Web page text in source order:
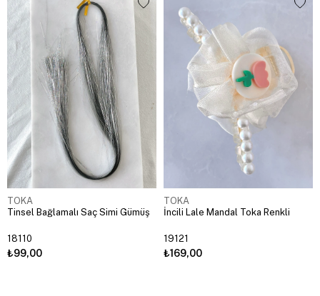
TOKA
Tinsel Bağlamalı Saç Simi Gümüş
18110
₺99,00
TOKA
İncili Lale Mandal Toka Renkli
19121
₺169,00